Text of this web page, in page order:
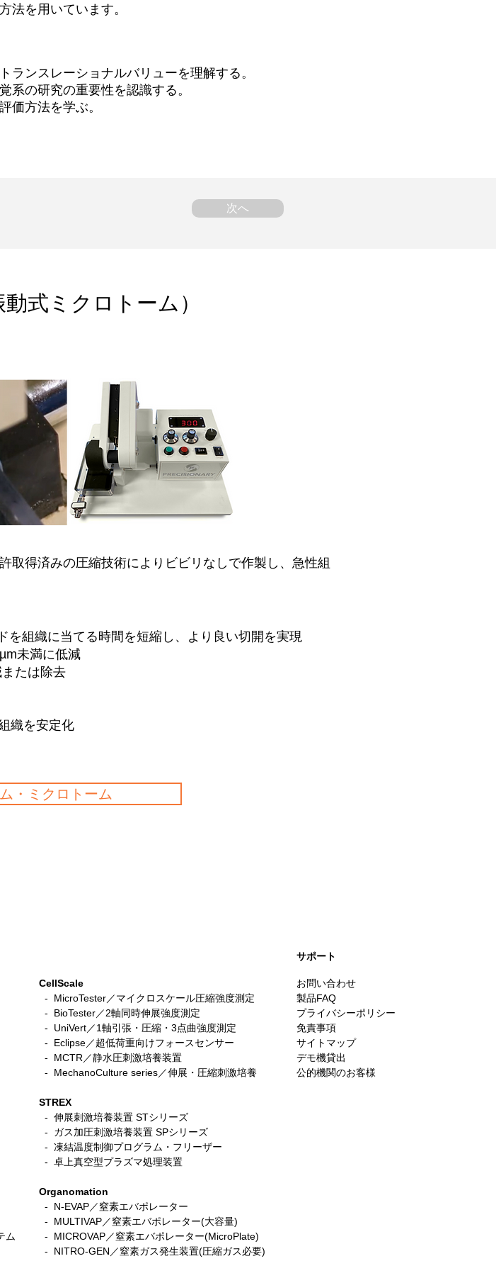
法を用いています。
ランスレーショナルバリューを理解する。
系の研究の重要性を認識する。
価方法を学ぶ。
次へ
式ミクロトーム）
取得済みの圧縮技術によりビビリなしで作製し、急性組
組織に当てる時間を短縮し、より良い切開を実現
未満に低減
たは除去
織を安定化
・ミクロトーム
​サポート
ム
CellScale
- MicroTester／マイクロスケール圧縮強度測定
- BioTester／2軸同時伸展強度測定
- UniVert／1軸引張・圧縮・3点曲強度測定
- Eclipse／超低荷重向けフォースセンサー
- MCTR／静水圧刺激培養装置
- MechanoCulture series／伸展・圧縮刺激培養
STREX
- 伸展刺激培養装置 STシリーズ
- ガス加圧刺激培養装置 SPシリーズ
- 凍結温度制御プログラム・フリーザー
- 卓上真空型プラズマ処理装置
Organomation
- N-EVAP／窒素エバポレーター
- MULTIVAP／窒素エバポレーター(大容量)
- MICROVAP／窒素エバポレーター(MicroPlate)
- NITRO-GEN／窒素ガス発生装置(圧縮ガス必要)
お問い合わせ
製品FAQ
プライバシーポリシー
免責事項
サイトマップ
デモ機貸出
公的機関のお客様